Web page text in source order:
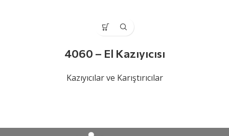
4060 – El Kazıyıcısı
Kazıyıcılar ve Karıştırıcılar